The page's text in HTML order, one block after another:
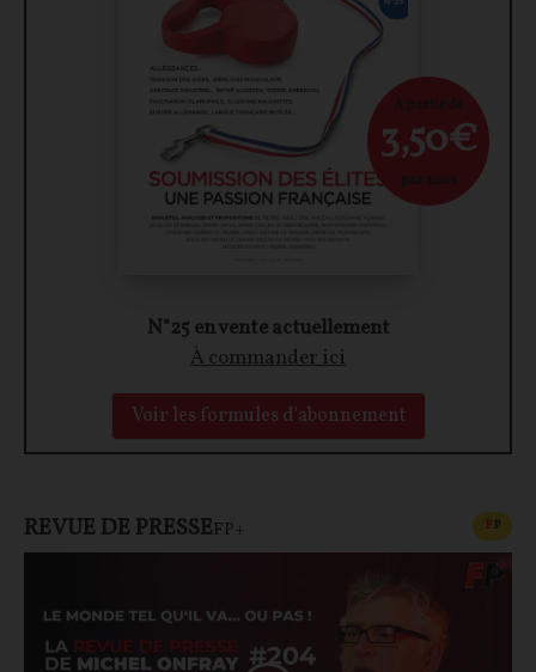
N°25 en vente actuellement
À commander ici
Voir les formules d'abonnement
À partir de
3,50€
par mois
REVUE DE PRESSEFP+ FP